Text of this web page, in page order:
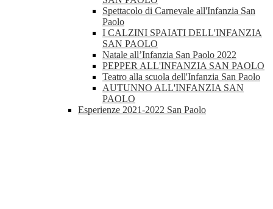
Spettacolo di Carnevale all'Infanzia San
Paolo
I CALZINI SPAIATI DELL'INFANZIA
SAN PAOLO
Natale all’Infanzia San Paolo 2022
PEPPER ALL'INFANZIA SAN PAOLO
Teatro alla scuola dell'Infanzia San Paolo
AUTUNNO ALL'INFANZIA SAN
PAOLO
Esperienze 2021-2022 San Paolo